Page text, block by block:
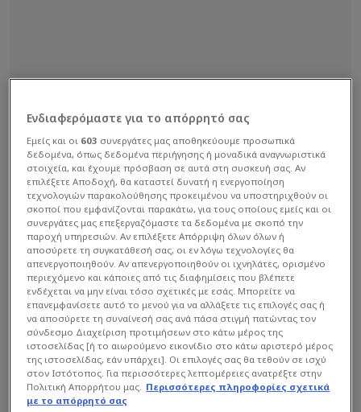
Ενδιαφερόμαστε για το απόρρητό σας
Εμείς και οι 603 συνεργάτες μας αποθηκεύουμε προσωπικά
δεδομένα, όπως δεδομένα περιήγησης ή μοναδικά αναγνωριστικά
στοιχεία, και έχουμε πρόσβαση σε αυτά στη συσκευή σας. Αν
επιλέξετε Αποδοχή, θα καταστεί δυνατή η ενεργοποίηση
τεχνολογιών παρακολούθησης προκειμένου να υποστηριχθούν οι
σκοποί που εμφανίζονται παρακάτω, για τους οποίους εμείς και οι
συνεργάτες μας επεξεργαζόμαστε τα δεδομένα με σκοπό την
παροχή υπηρεσιών. Αν επιλέξετε Απόρριψη όλων όλων ή
αποσύρετε τη συγκατάθεσή σας, οι εν λόγω τεχνολογίες θα
απενεργοποιηθούν. Αν απενεργοποιηθούν οι ιχνηλάτες, ορισμένο
περιεχόμενο και κάποιες από τις διαφημίσεις που βλέπετε
ενδέχεται να μην είναι τόσο σχετικές με εσάς. Μπορείτε να
επανεμφανίσετε αυτό το μενού για να αλλάξετε τις επιλογές σας ή
να αποσύρετε τη συναίνεσή σας ανά πάσα στιγμή πατώντας τον
σύνδεσμο Διαχείριση προτιμήσεων στο κάτω μέρος της
ιστοσελίδας [ή το αιωρούμενο εικονίδιο στο κάτω αριστερό μέρος
της ιστοσελίδας, εάν υπάρχει]. Οι επιλογές σας θα τεθούν σε ισχύ
στον Ιστότοπος. Για περισσότερες λεπτομέρειες ανατρέξτε στην
Πολιτική Απορρήτου μας. Περισσότερες πληροφορίες σχετικά
με το απόρρητό σας